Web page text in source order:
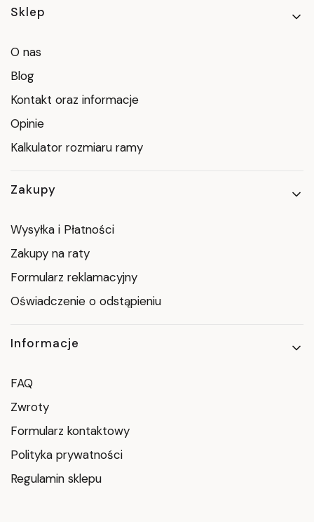
Linki w stopce
Sklep
O nas
Blog
Kontakt oraz informacje
Opinie
Kalkulator rozmiaru ramy
Zakupy
Wysyłka i Płatności
Zakupy na raty
Formularz reklamacyjny
Oświadczenie o odstąpieniu
Informacje
FAQ
Zwroty
Formularz kontaktowy
Polityka prywatności
Regulamin sklepu